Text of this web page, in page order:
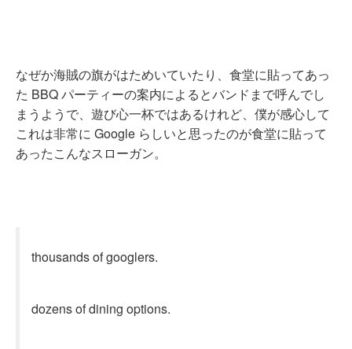
なぜか海賊の旗がはためいていたり、食堂に貼ってあっ
た BBQ パーティーの案内によるとバンドまで呼んでし
まうようで、遊び心一杯ではあるけれど、僕が感心して
これは非常に Google らしいと思ったのが食堂に貼って
あったこんなスローガン。
thousands of googlers.
dozens of dining options.